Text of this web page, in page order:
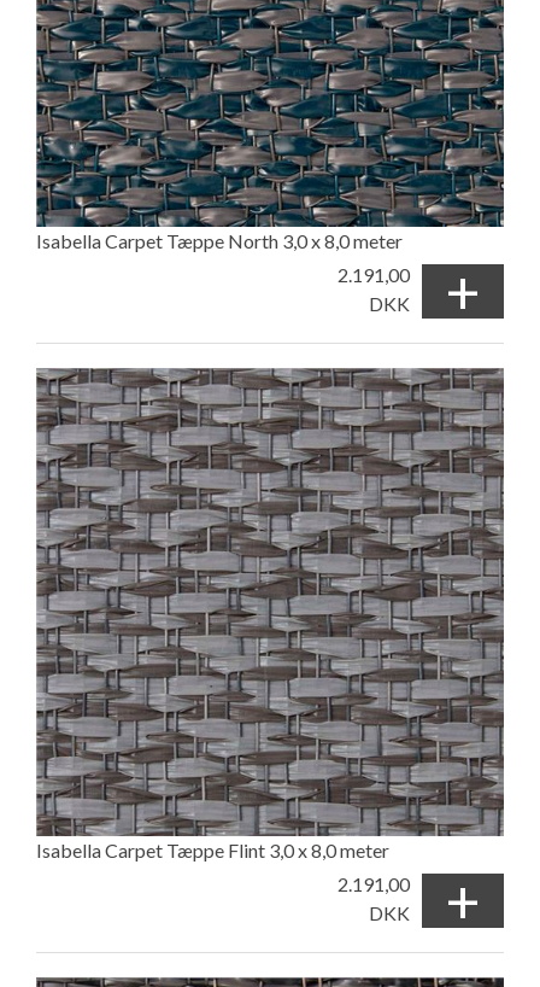
Isabella Carpet Tæppe North 3,0 x 8,0 meter
2.191,00
DKK
+
Isabella Carpet Tæppe Flint 3,0 x 8,0 meter
2.191,00
DKK
+